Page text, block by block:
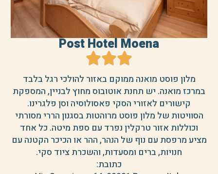
Post Hotel Moena
מלון פוסט מואנה ממוקם באזור להולכי רגל בלבד
במרכז מואנה. יש תחנת אוטובוס מחוץ לבניין, המספקת
קישורים לאזורי הסקי פאסולוסיה וסן פלגרינו.
הסוויטות של מלון פוסט מרוהטות בסגנון הררי מסורתי
וכוללות אזור טרקלין נפרד עם ספת מיטה. כל אחד
מציע מרפסת עם נוף של הנהר, ההר או הכיכר הקטנה עם
חנויות, ברים ומסעדות, והשכרת ציוד סקי.
כתובת: